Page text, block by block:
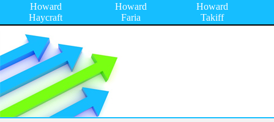
Howard
Haycraft
Howard
Faria
Howard
Takiff